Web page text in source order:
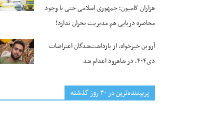
هزاران کامیون؛ جمهوری اسلامی حتی با وجود
محاصره دریایی هم مدیریت بحران ندارد!
آروین خیرخواه، از بازداشت‌شدگان اعتراضات
دی۴۰۴، در شاهرود اعدام شد
پربیننده‌ترین‌ در ۳۰ روز گذشته